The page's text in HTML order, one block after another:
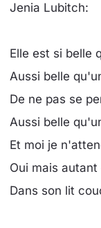
Jenia Lubitch:
Elle est si belle
Aussi belle
De ne pas se
Aussi belle
Et moi je
Oui mais
Dans son lit